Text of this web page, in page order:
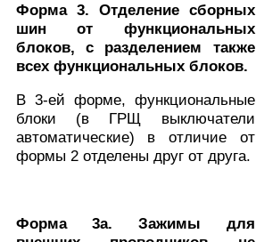
Форма 3. Отделение сборных
шин от функциональных
блоков, с разделением также
всех функциональных блоков.
В 3-ей форме, функциональные
блоки (в ГРЩ выключатели
автоматические) в отличие от
формы 2 отделены друг от друга.
Форма 3a. Зажимы для